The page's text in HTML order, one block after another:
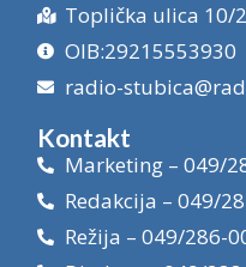
Toplička ulica 10/
OIB:29215553930
radio-
Kontakt
Marketing – 049/
Redakcija – 049/
Režija – 049/286-